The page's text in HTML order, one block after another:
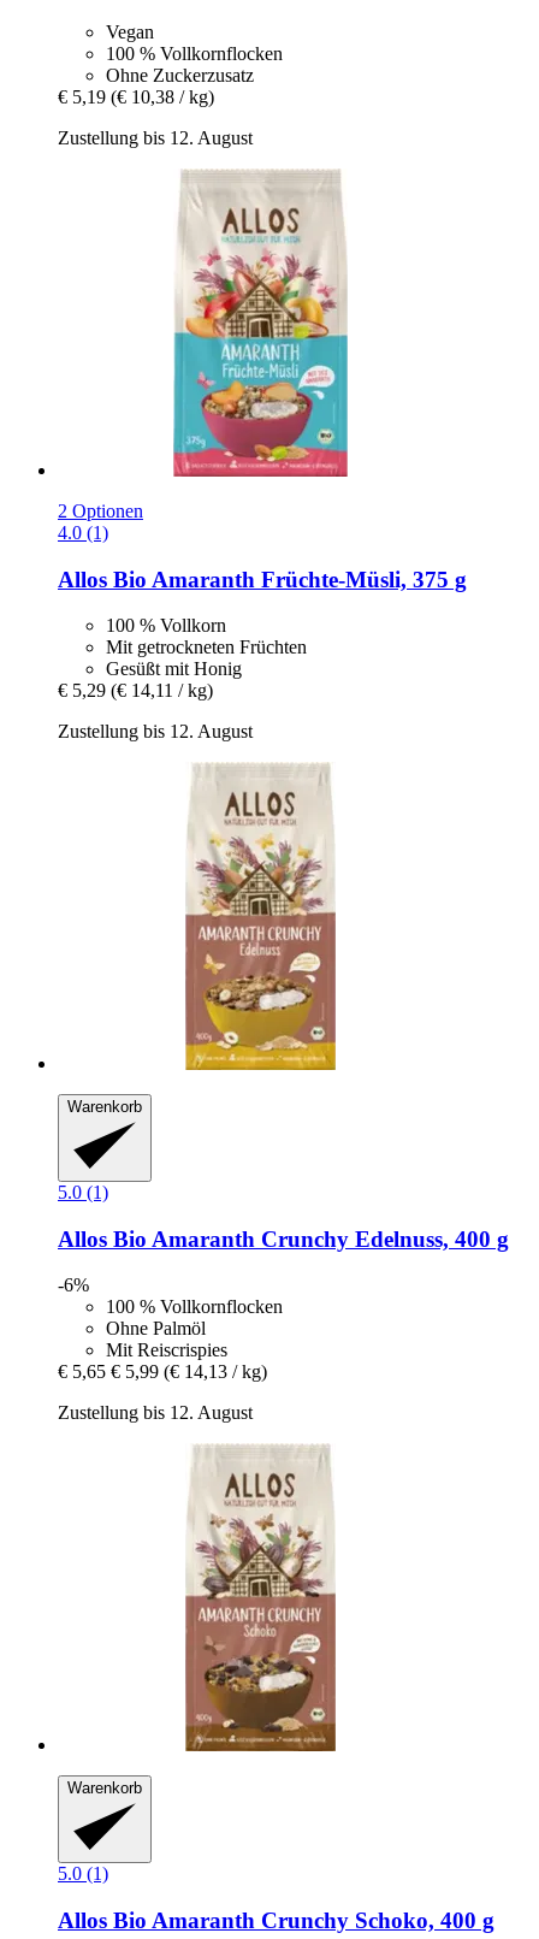
Vegan
100 % Vollkornflocken
Ohne Zuckerzusatz
€ 5,19 (€ 10,38 / kg)
Zustellung bis 12. August
2 Optionen
4.0 (1)
Allos Bio Amaranth Früchte-​Müsli, 375 g
100 % Vollkorn
Mit getrockneten Früchten
Gesüßt mit Honig
€ 5,29 (€ 14,11 / kg)
Zustellung bis 12. August
Warenkorb
5.0 (1)
Allos Bio Amaranth Crunchy Edelnuss, 400 g
-6%
100 % Vollkornflocken
Ohne Palmöl
Mit Reiscrispies
€ 5,65 € 5,99 (€ 14,13 / kg)
Zustellung bis 12. August
Warenkorb
5.0 (1)
Allos Bio Amaranth Crunchy Schoko, 400 g